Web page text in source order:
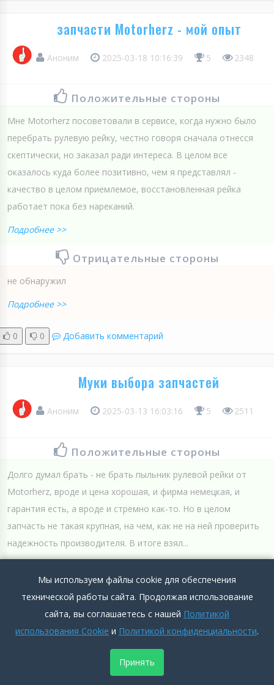
запчасти Motorherz - мой опыт
Аноним 2025-03-18 10:16:39 5 2348
Положительные стороны
Мне Motorherz посоветовали в сервисе, когда нужно было
перебрать рулевую рейку, честно говоря сначала отнесся
скептически, но заказал ради интереса. В целом все
оказалось куда более позитивно, чем я представлял -
качество в целом приемлемое, восстановленная рейка
работает пока без нареканий.
Подробнее >>
Отрицательные стороны
не обнаружил
Подробнее >>
0 0 Добавить комментарий
Муки выбора запчастей
Аноним 2025-03-13 16:03:16 5 2511
Положительные стороны
Долго думал брать - не брать пыльник рулевой рейки от
Motorherz, вроде и цена хорошая, и фирма немецкая, и
гарантия есть, а вроде и стремно как-то. Но в целом
запчасть не такая крупная, на чем, как не на ней проверить
надежность производителя. В итоге взял...
Отрицательные стороны
не известная мне фирма
Добавить комментарий
Мы используем файлы cookie для обеспечения
технической работы сайта. Продолжая использование
сайта, вы соглашаетесь с нашей Политикой
использования Cookie и Политикой конфиденциальности.
Принять